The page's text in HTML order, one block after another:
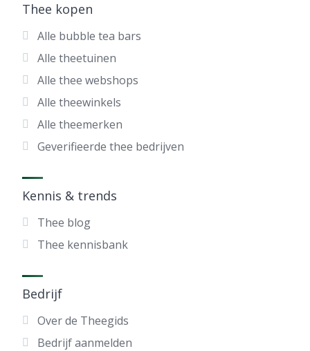
Thee kopen
Alle bubble tea bars
Alle theetuinen
Alle thee webshops
Alle theewinkels
Alle theemerken
Geverifieerde thee bedrijven
Kennis & trends
Thee blog
Thee kennisbank
Bedrijf
Over de Theegids
Bedrijf aanmelden